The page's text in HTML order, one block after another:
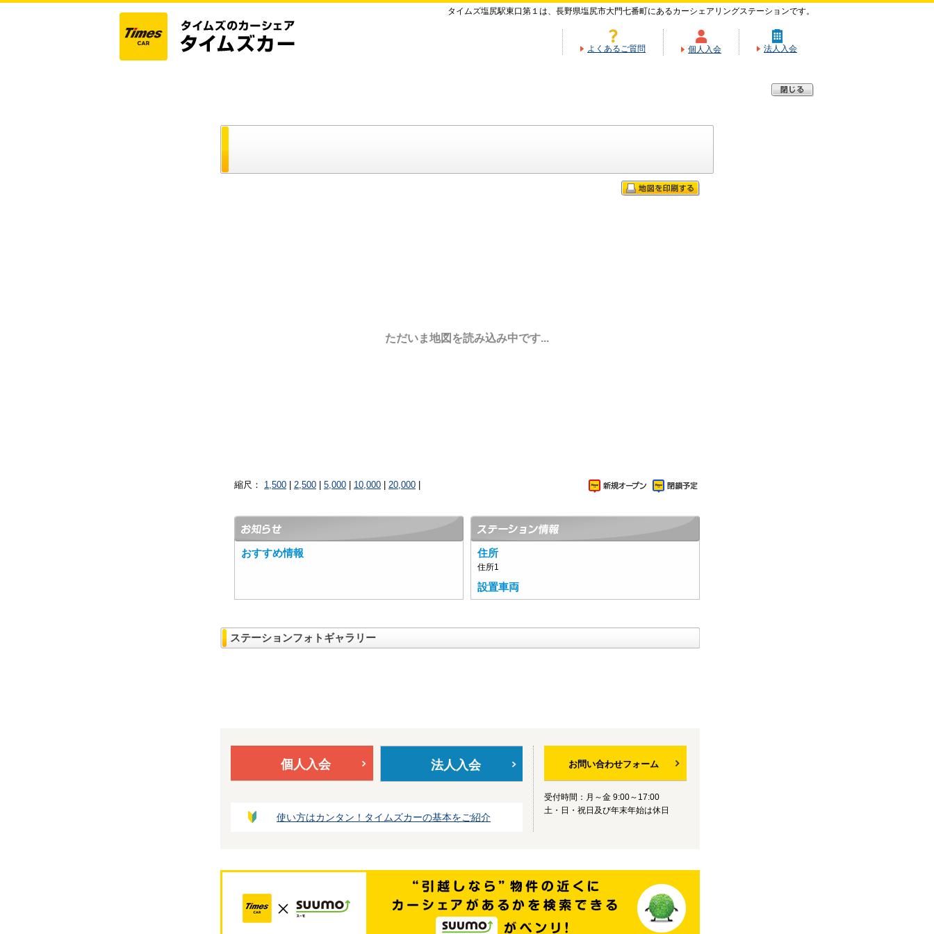
タイムズ塩尻駅東口第１は、長野県塩尻市大門七番町にあるカーシェアリングステーションです。
よくあるご質問 個人入会 法人入会
ただいま地図を読み込み中です...
縮尺： 1,500 2,500 5,000 10,000 20,000
おすすめ情報 住所
住所1
設置車両
ステーションフォトギャラリー
個人入会 法人入会
使い方はカンタン！タイムズカーの基本をご紹介
お問い合わせフォーム
受付時間：月～金 9:00～17:00
土・日・祝日及び年末年始は休日